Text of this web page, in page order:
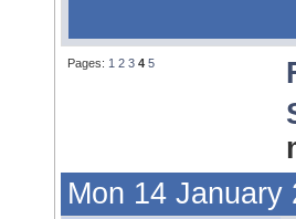
Pages: 1 2 3 4 5
Mon 14 January